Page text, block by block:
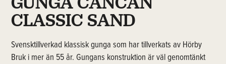
CLASSIC SAND
Svensktillverkad klassisk gunga som har tillverkats av Hörby
Bruk i mer än 55 år. Gungans konstruktion är väl genomtänkt